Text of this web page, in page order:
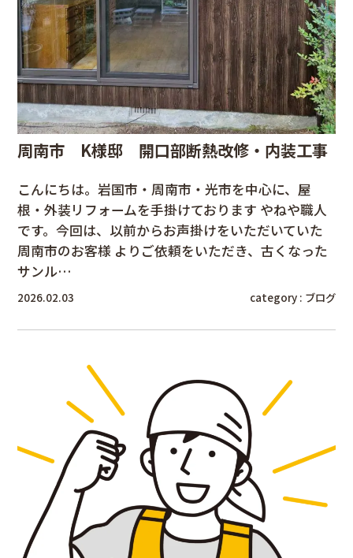
周南市 K様邸 開口部断熱改修・内装工事
こんにちは。岩国市・周南市・光市を中心に、屋
根・外装リフォームを手掛けております やねや職人
です。今回は、以前からお声掛けをいただいていた
周南市のお客様 よりご依頼をいただき、古くなった
サンル…
2026.02.03 category : ブログ